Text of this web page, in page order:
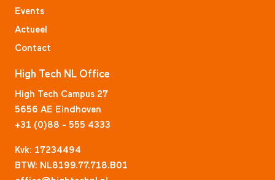
Events
Actueel
Contact
High Tech NL Office
High Tech Campus 27
5656 AE Eindhoven
+31 (0)88 - 555 4333
Kvk: 17234494
BTW: NL8199.77.718.B01